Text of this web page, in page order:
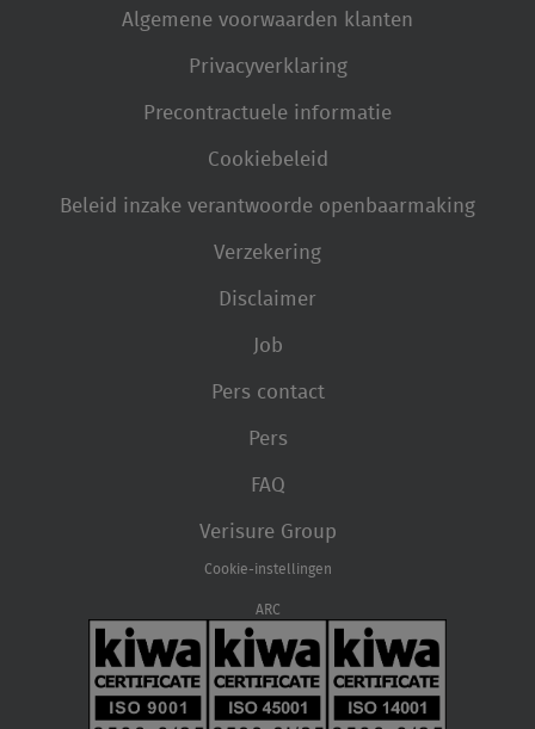
Algemene voorwaarden klanten
Privacyverklaring
Precontractuele informatie
Cookiebeleid
Beleid inzake verantwoorde openbaarmaking
Verzekering
Disclaimer
Job
Pers contact
Pers
FAQ
Verisure Group
Cookie-instellingen
ARC